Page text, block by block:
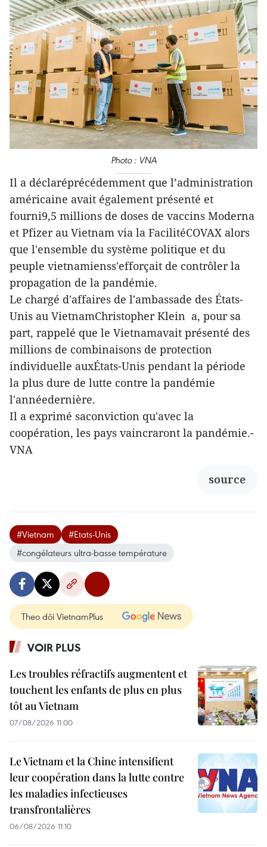
Photo : VNA
Il a déclaréprécédemment que l’administration
américaine avait également présenté et
fourni9,5 millions de doses de vaccins Moderna
et Pfizer au Vietnam via la FacilitéCOVAX alors
que l'ensemble du système politique et du
peuple vietnamienss'efforçait de contrôler la
propagation de la pandémie.
Le chargé d'affaires de l'ambassade des États-
Unis au VietnamChristopher Klein a, pour sa
part, rappelé que le Vietnamavait présenté des
millions de combinaisons de protection
individuelle auxÉtats-Unis pendant la période
la plus dure de lutte contre la pandémie
l'annéedernière.
Il a exprimé saconviction qu'avec la
coopération, les pays vaincraront la pandémie.-
VNA
source
#Vietnam
#Etats-Unis
#congélateurs ultra-basse température
Theo dõi VietnamPlus
VOIR PLUS
Les troubles réfractifs augmentent et
touchent les enfants de plus en plus
tôt au Vietnam
07/08/2026 11:00
Le Vietnam et la Chine intensifient
leur coopération dans la lutte contre
les maladies infectieuses
transfrontalières
06/08/2026 11:10